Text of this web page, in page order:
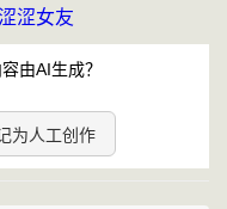
涩女友
由AI生成？
为人工创作